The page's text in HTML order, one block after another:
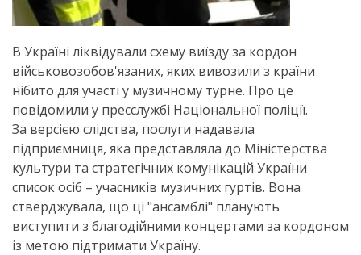
В Україні ліквідували схему виїзду за кордон
військовозобов'язаних, яких вивозили з країни
нібито для участі у музичному турне. Про це
повідомили у пресслужбі Національної поліції.
За версією слідства, послуги надавала
підприємниця, яка представляла до Міністерства
культури та стратегічних комунікацій України
список осіб – учасників музичних гуртів. Вона
стверджувала, що ці "ансамблі" планують
виступити з благодійними концертами за кордоном
із метою підтримати Україну.